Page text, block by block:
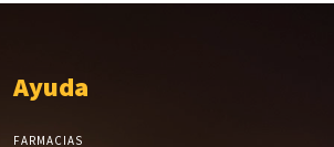
Ayuda
FARMACIAS